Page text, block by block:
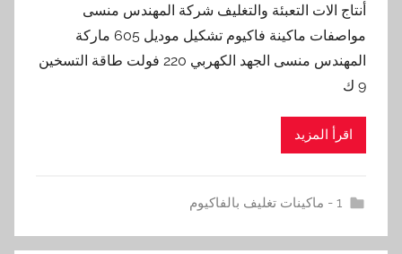
أنتاج الات التعبئة والتغليف شركة المهندس منسى
مواصفات ماكينة فاكيوم تشكيل موديل 605 ماركة
المهندس منسى الجهد الكهربي 220 فولت طاقة التسخين
9 ك
اقرأ المزيد
1 - ماكينات تغليف بالفاكيوم